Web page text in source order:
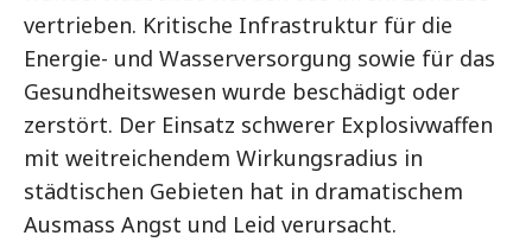
vertrieben. Kritische Infrastruktur für die
Energie- und Wasserversorgung sowie für das
Gesundheitswesen wurde beschädigt oder
zerstört. Der Einsatz schwerer Explosivwaffen
mit weitreichendem Wirkungsradius in
städtischen Gebieten hat in dramatischem
Ausmass Angst und Leid verursacht.